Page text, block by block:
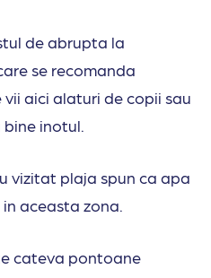
de abrupta la
se recomanda
aici alaturi de copii sau
inotul.
vizitat plaja spun ca apa
aceasta zona.
cateva pontoane